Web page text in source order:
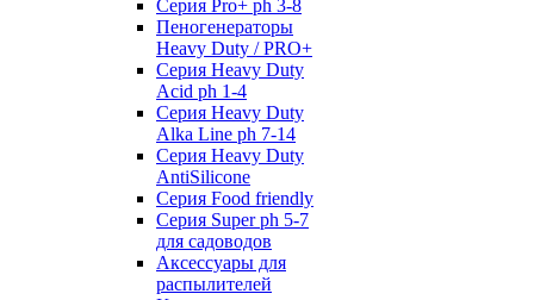
Серия Pro+ ph 3-8
Пеногенераторы
Heavy Duty / PRO+
Серия Heavy Duty
Acid ph 1-4
Серия Heavy Duty
Alka Line ph 7-14
Серия Heavy Duty
AntiSilicone
Серия Food friendly
Серия Super ph 5-7
для садоводов
Аксессуары для
распылителей